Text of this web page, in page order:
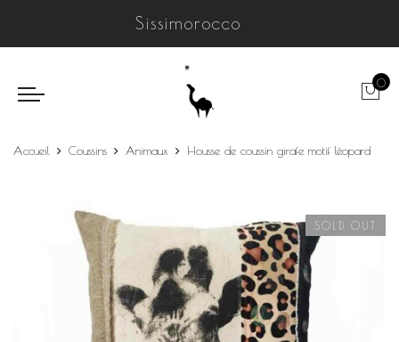
Sissimorocco
0
Accueil Coussins Animaux Housse de coussin girafe motif léopard
SOLD OUT